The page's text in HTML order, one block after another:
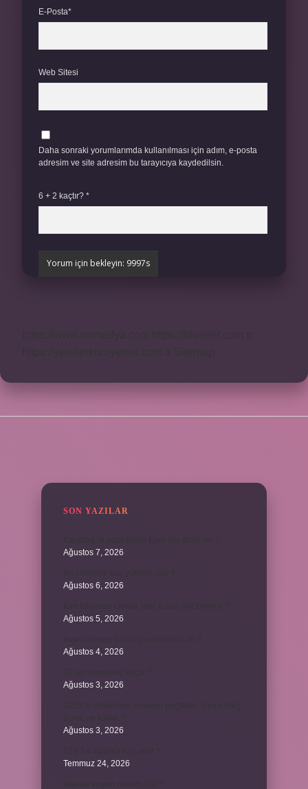
E-Posta*
Web Sitesi
Daha sonraki yorumlarımda kullanılması için adım, e-posta
adresim ve site adresim bu tarayıcıya kaydedilsin.
6 + 2 kaçtır? *
SON YAZILAR
Ağustos 7, 2026
Ağustos 6, 2026
Ağustos 5, 2026
Ağustos 4, 2026
Ağustos 3, 2026
Ağustos 3, 2026
Temmuz 24, 2026